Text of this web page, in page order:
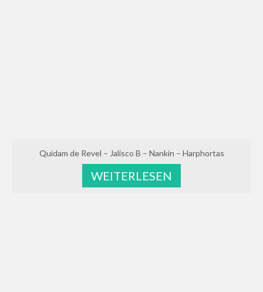
Quidam de Revel – Jalisco B – Nankin – Harphortas
WEITERLESEN